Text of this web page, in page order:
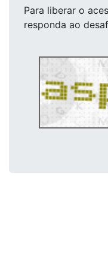
Para liberar o
responda ao